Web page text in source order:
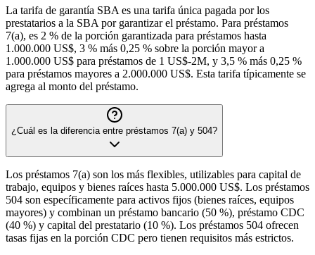
La tarifa de garantía SBA es una tarifa única pagada por los
prestatarios a la SBA por garantizar el préstamo. Para préstamos
7(a), es 2 % de la porción garantizada para préstamos hasta
1.000.000 US$, 3 % más 0,25 % sobre la porción mayor a
1.000.000 US$ para préstamos de 1 US$-2M, y 3,5 % más 0,25 %
para préstamos mayores a 2.000.000 US$. Esta tarifa típicamente se
agrega al monto del préstamo.
¿Cuál es la diferencia entre préstamos 7(a) y 504?
Los préstamos 7(a) son los más flexibles, utilizables para capital de
trabajo, equipos y bienes raíces hasta 5.000.000 US$. Los préstamos
504 son específicamente para activos fijos (bienes raíces, equipos
mayores) y combinan un préstamo bancario (50 %), préstamo CDC
(40 %) y capital del prestatario (10 %). Los préstamos 504 ofrecen
tasas fijas en la porción CDC pero tienen requisitos más estrictos.